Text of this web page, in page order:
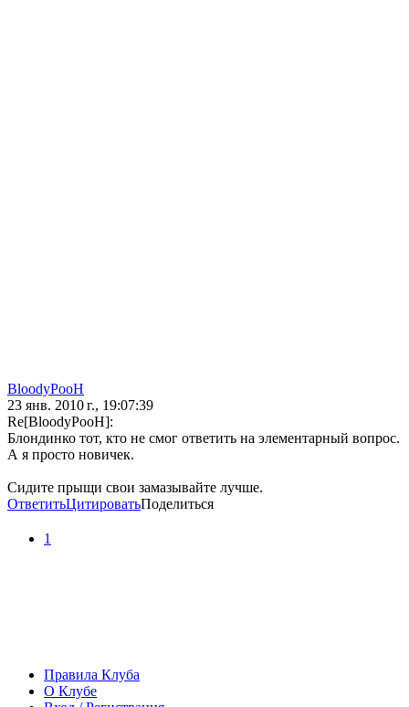
BloodyPooH
23 янв. 2010 г., 19:07:39
Re[BloodyPooH]:
Блондинко тот, кто не смог ответить на элементарный вопрос.
А я просто новичек.
Сидите прыщи свои замазывайте лучше.
ОтветитьЦитироватьПоделиться
1
Правила Клуба
О Клубе